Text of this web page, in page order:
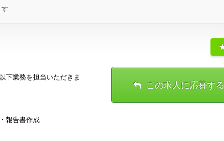
下業務を担当いただきま
報告書作成
この求人に応募する